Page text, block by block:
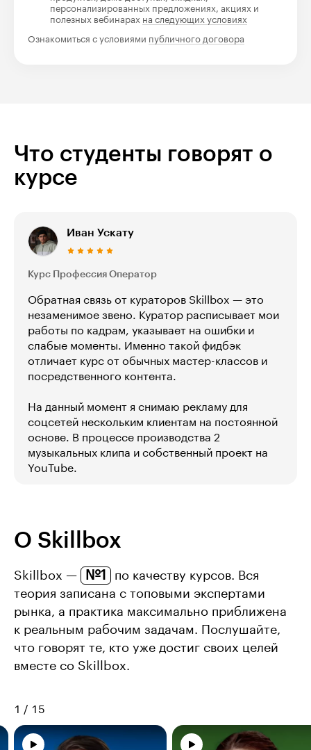
персонализированных предложениях, акциях и
полезных вебинарах на следующих условиях
Ознакомиться с условиями публичного договора
Что студенты говорят о
курсе
Иван Ускату
Курс Профессия Оператор
Обратная связь от кураторов Skillbox — это
незаменимое звено. Куратор расписывает мои
работы по кадрам, указывает на ошибки и
слабые моменты. Именно такой фидбэк
отличает курс от обычных мастер-классов и
посредственного контента.
На данный момент я снимаю рекламу для
соцсетей нескольким клиентам на постоянной
основе. В процессе производства 2
музыкальных клипа и собственный проект на
YouTube.
О Skillbox
Skillbox — №1
по качеству курсов. Вся
теория записана с топовыми экспертами
рынка, а практика максимально приближена
к реальным рабочим задачам. Послушайте,
что говорят те, кто уже достиг своих целей
вместе со Skillbox.
1 / 15